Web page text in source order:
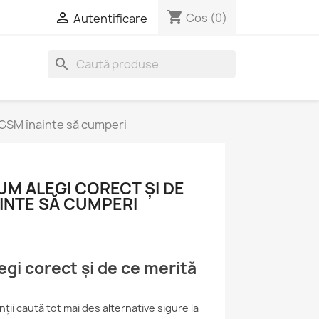
 Autentificare shopping_cart Cos (0)
search
înainte să cumperi
originale
Cum alegi un telefon
ALEGI CORECT ȘI DE
SĂ CUMPERI
corect și de ce merită
caută tot mai des alternative sigure la